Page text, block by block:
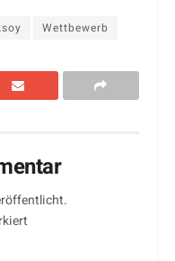
Wettbewerb